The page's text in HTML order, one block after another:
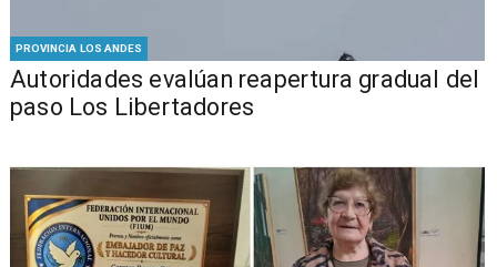
PROVINCIA LOS ANDES
​​Autoridades evalúan reapertura gradual del
paso Los Libertadores